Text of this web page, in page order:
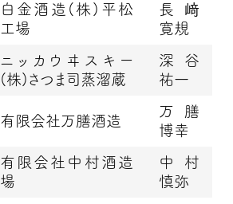
白金酒造(株)平松
工場
長﨑
寛規
ニッカウヰスキー
(株)さつま司蒸溜蔵
深谷
祐一
有限会社万膳酒造
万膳
博幸
有限会社中村酒造
場
中村
慎弥